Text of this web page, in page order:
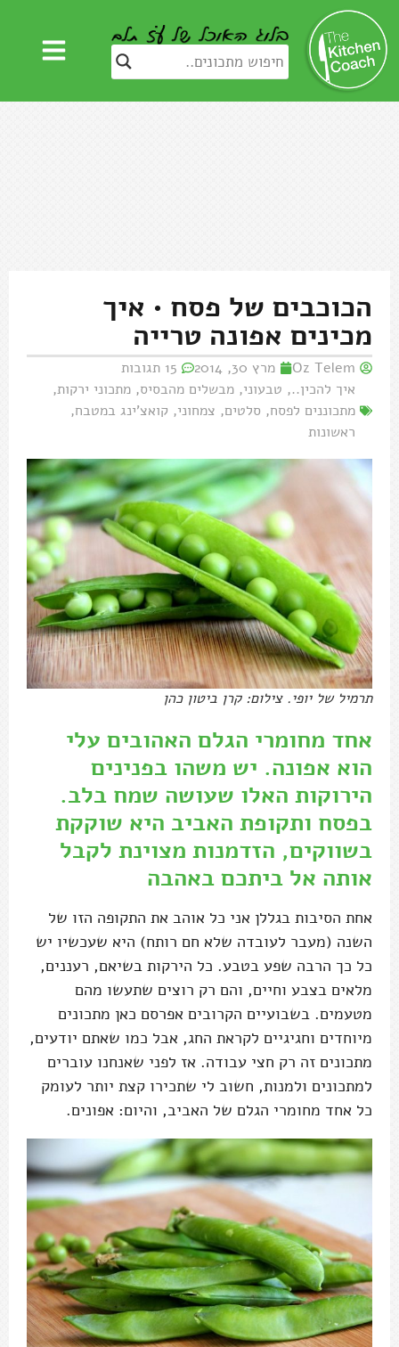
הכוכבים של פסח • איך
מכינים אפונה טרייה
Oz Telem מרץ 30, 2014
15 תגובות
איך להכין.., טבעוני, מבשלים מהבסיס, מתכוני ירקות,
מתכוננים לפסח, סלטים, צמחוני, קואצ'ינג במטבח,
ראשונות
תרמיל של יופי. צילום: קרן ביטון כהן
אחד מחומרי הגלם האהובים עלי
הוא אפונה. יש משהו בפנינים
הירוקות האלו שעושה שמח בלב.
בפסח ותקופת האביב היא שוקקת
בשווקים, הזדמנות מצוינת לקבל
אותה אל ביתכם באהבה
אחת הסיבות בגללן אני כל אוהב את התקופה הזו של
השנה (מעבר לעובדה שלא חם רותח) היא שעכשיו יש
כל כך הרבה שפע בטבע. כל הירקות בשיאם, רעננים,
מלאים בצבע וחיים, והם רק רוצים שתעשו מהם
מטעמים. בשבועיים הקרובים אפרסם כאן מתכונים
מיוחדים וחגיגיים לקראת החג, אבל כמו שאתם יודעים,
מתכונים זה רק חצי עבודה. אז לפני שאנחנו עוברים
למתכונים ולמנות, חשוב לי שתכירו קצת יותר לעומק
כל אחד מחומרי הגלם של האביב, והיום: אפונים.